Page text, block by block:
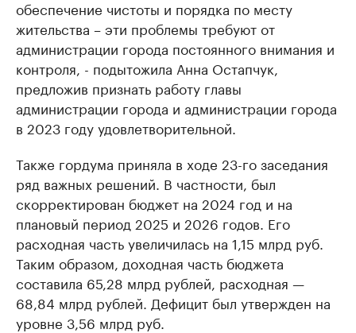
обеспечение чистоты и порядка по месту
жительства – эти проблемы требуют от
администрации города постоянного внимания и
контроля, - подытожила Анна Остапчук,
предложив признать работу главы
администрации города и администрации города
в 2023 году удовлетворительной.
Также гордума приняла в ходе 23-го заседания
ряд важных решений. В частности, был
скорректирован бюджет на 2024 год и на
плановый период 2025 и 2026 годов. Его
расходная часть увеличилась на 1,15 млрд руб.
Таким образом, доходная часть бюджета
составила 65,28 млрд рублей, расходная —
68,84 млрд рублей. Дефицит был утвержден на
уровне 3,56 млрд руб.